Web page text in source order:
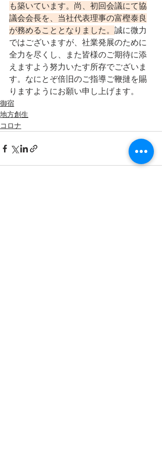
も築いています。尚、初回会議にて協
議会会長を、当社代表理事の富樫泰良
が務めることとなりました。 誠に微力
ではございますが、社業発展のために
全力を尽くし、また皆様のご期待に添
えますよう努力いたす所存でございま
す。なにとぞ倍旧のご指導ご鞭撻を賜
りますようにお願い申し上げます。
御宿
地方創生
コロナ